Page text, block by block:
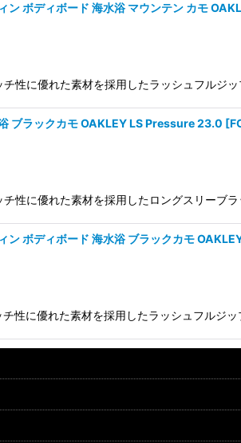
ン ボディボード 海水浴 マウンテン カモ
性に優れた素材を採用したラッシュフルジ
ブラックカモ OAKLEY LS Pressure 23.0 [
性に優れた素材を採用したロングスリーブ
ン ボディボード 海水浴 ブラックカモ
性に優れた素材を採用したラッシュフルジ